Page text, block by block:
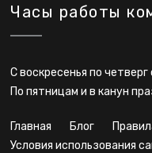
проведению
Часы работы
С воскресенья по
По пятницам и в канун
главная блог
условия использования